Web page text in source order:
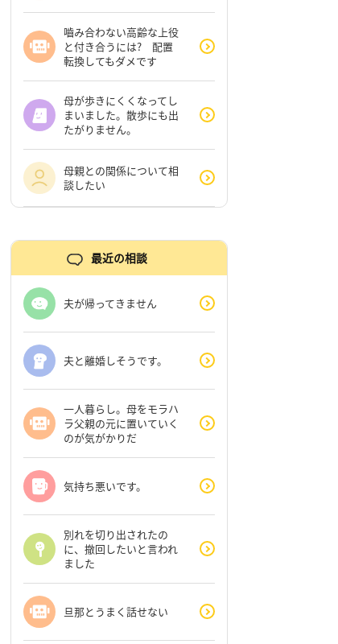
嚙み合わない高齢な上役
と付き合うには? 配置
転換してもダメです
母が歩きにくくなってし
まいました。散歩にも出
たがりません。
母親との関係について相
談したい
最近の相談
夫が帰ってきません
夫と離婚しそうです。
一人暮らし。母をモラハ
ラ父親の元に置いていく
のが気がかりだ
気持ち悪いです。
別れを切り出されたの
に、撤回したいと言われ
ました
旦那とうまく話せない